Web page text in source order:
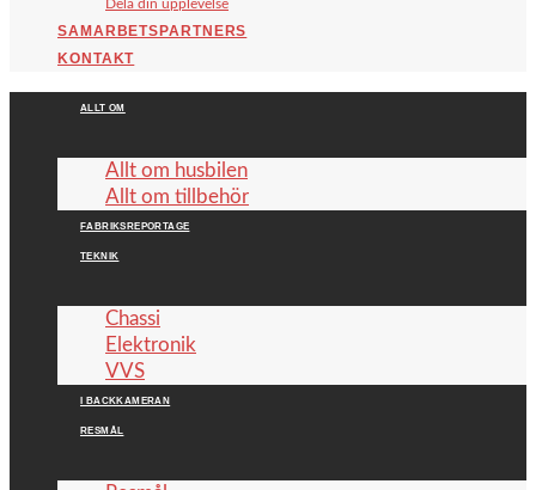
Dela din upplevelse
SAMARBETSPARTNERS
KONTAKT
ALLT OM
Allt om husbilen
Allt om tillbehör
FABRIKSREPORTAGE
TEKNIK
Chassi
Elektronik
VVS
I BACKKAMERAN
RESMÅL